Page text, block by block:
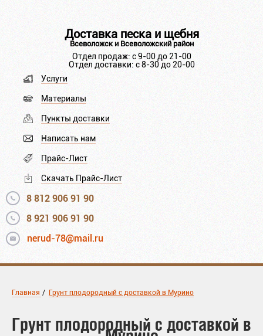
Доставка песка и щебня
Всеволожск и Всеволожский район
Отдел продаж: с 9-00 до 21-00
Отдел доставки: с 8-30 до 20-00
Услуги
Материалы
Пункты доставки
Написать нам
Прайс-Лист
Скачать Прайс-Лист
8 812 906 91 90
8 921 906 91 90
nerud-78@mail.ru
Главная / Грунт плодородный с доставкой в Мурино
Грунт плодородный с доставкой в
Мурино